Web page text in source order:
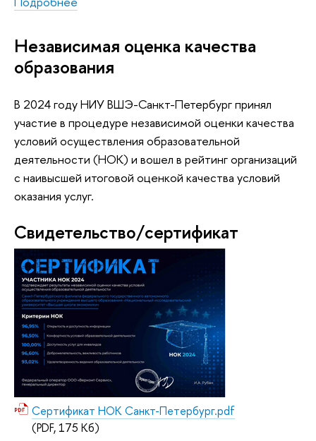
Независимая оценка качества
образования
В 2024 году НИУ ВШЭ-Санкт-Петербург принял
участие в процедуре независимой оценки качества
условий осуществления образовательной
деятельности (НОК) и вошел в рейтинг организаций
с наивысшей итоговой оценкой качества условий
оказания услуг.
Свидетельство/сертификат
Сертификат НОК Санкт-Петербург.pdf
(PDF, 175 Кб)